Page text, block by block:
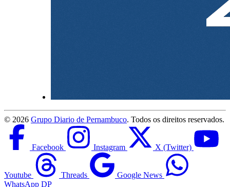
© 2026 Grupo Diario de Pernambuco. Todos os direitos reservados.
Facebook Instagram X (Twitter)
Youtube Threads
Google News
WhatsApp DP